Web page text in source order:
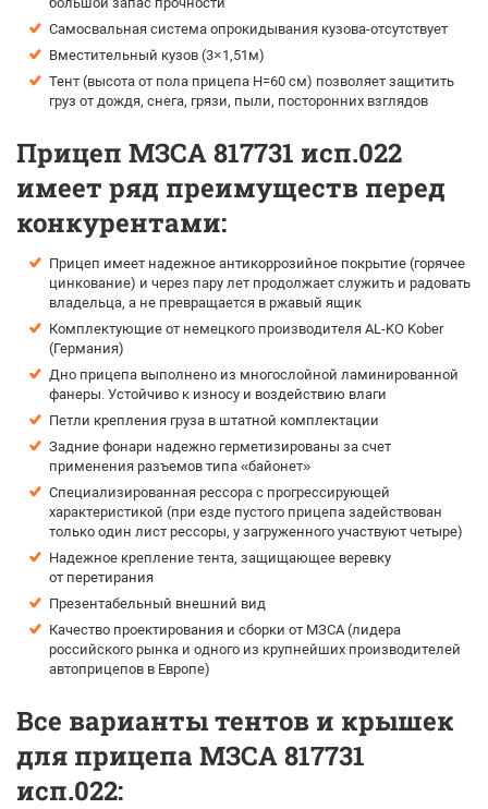
Самосвальная система опрокидывания кузова-отсутствует
Вместительный кузов (3×1,51м)
Тент (высота от пола прицепа H=60 см) позволяет защитить
груз от дождя, снега, грязи, пыли, посторонних взглядов
Прицеп МЗСА 817731 исп.022
имеет ряд преимуществ перед
конкурентами:
Прицеп имеет надежное антикоррозийное покрытие (горячее
цинкование) и через пару лет продолжает служить и радовать
владельца, а не превращается в ржавый ящик
Комплектующие от немецкого производителя AL-KO Kober
(Германия)
Дно прицепа выполнено из многослойной ламинированной
фанеры. Устойчиво к износу и воздействию влаги
Петли крепления груза в штатной комплектации
Задние фонари надежно герметизированы за счет
применения разъемов типа «байонет»
Специализированная рессора с прогрессирующей
характеристикой (при езде пустого прицепа задействован
только один лист рессоры, у загруженного участвуют четыре)
Надежное крепление тента, защищающее веревку
от перетирания
Презентабельный внешний вид
Качество проектирования и сборки от МЗСА (лидера
российского рынка и одного из крупнейших производителей
автоприцепов в Европе)
Все варианты тентов и крышек
для прицепа МЗСА 817731
исп.022: